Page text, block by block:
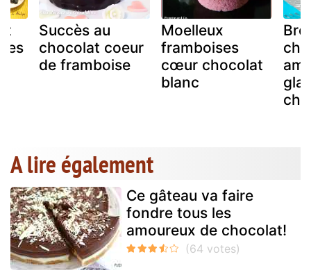
Succès au
chocolat coeur
de framboise
Moelleux
framboises
cœur chocolat
blanc
A lire également
Ce gâteau va faire
fondre tous les
amoureux de chocolat!